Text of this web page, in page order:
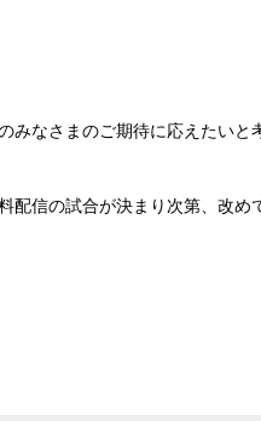
なさまのご期待に応えたいと
信の試合が決まり次第、改め